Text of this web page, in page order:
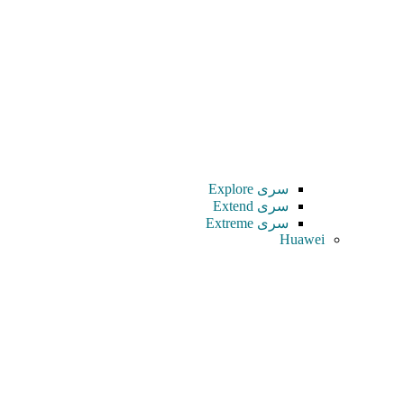
سری Explore
سری Extend
سری Extreme
Huawei